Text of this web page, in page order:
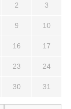
2 3
9 10
16 17
23 24
30 31